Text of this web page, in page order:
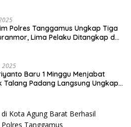
Polres Tanggamus Ungkap Tiga
Lima Pelaku Ditangkap dan
2025
Baru 1 Minggu Menjabat
Talang Padang Langsung Ungkap